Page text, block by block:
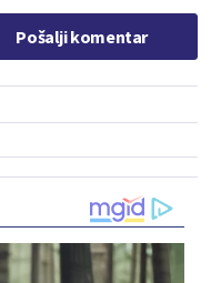
Pošalji komentar